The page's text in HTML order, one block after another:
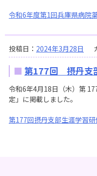
令和6年度第1回兵庫県病院
投稿日： 2024年3月28日
第177回 摂丹支
令和6年4月18日（木）第
定」に掲載しました。
第177回摂丹支部生涯学習